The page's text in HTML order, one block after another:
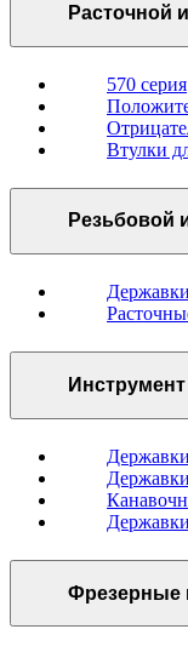
Расточной
570 серия
Втулки
Резьбовой
Фрезерные